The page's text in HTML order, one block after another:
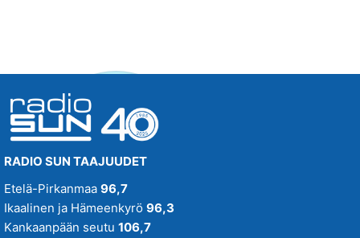
RADIO SUN TAAJUUDET
Etelä-Pirkanmaa 96,7
Ikaalinen ja Hämeenkyrö 96,3
Kankaanpään seutu 106,7